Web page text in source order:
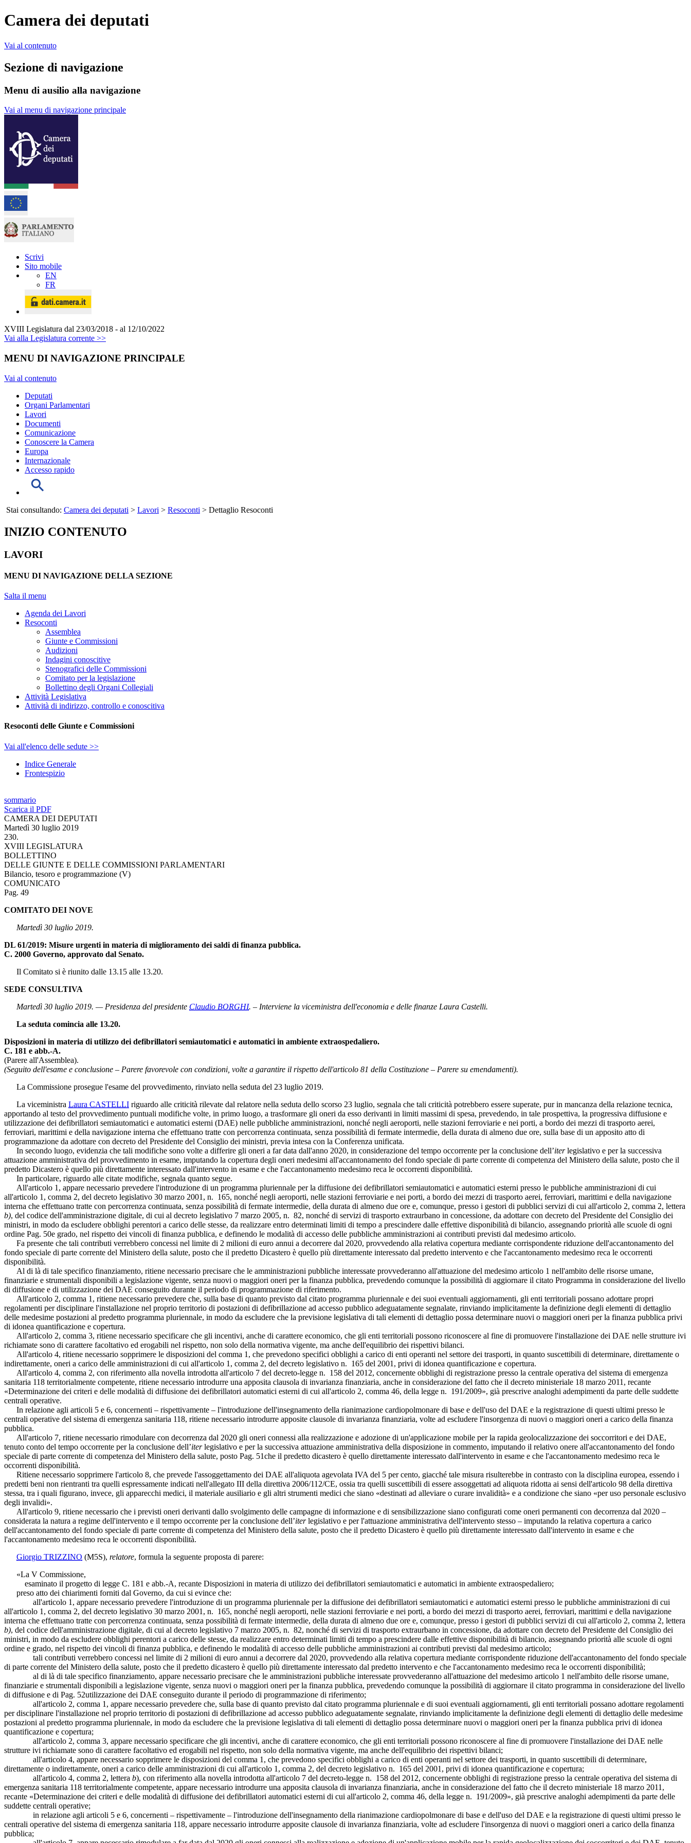
Camera dei deputati
Vai al contenuto
Sezione di navigazione
Menu di ausilio alla navigazione
Vai al menu di navigazione principale
Scrivi
Sito mobile
EN
FR
XVIII Legislatura dal 23/03/2018 - al 12/10/2022
Vai alla Legislatura corrente >>
MENU DI NAVIGAZIONE PRINCIPALE
Vai al contenuto
Deputati
Organi Parlamentari
Lavori
Documenti
Comunicazione
Conoscere la Camera
Europa
Internazionale
Accesso rapido
Stai consultando: Camera dei deputati > Lavori > Resoconti > Dettaglio Resoconti
INIZIO CONTENUTO
LAVORI
MENU DI NAVIGAZIONE DELLA SEZIONE
Salta il menu
Agenda dei Lavori
Resoconti
Assemblea
Giunte e Commissioni
Audizioni
Indagini conoscitive
Stenografici delle Commissioni
Comitato per la legislazione
Bollettino degli Organi Collegiali
Attività Legislativa
Attività di indirizzo, controllo e conoscitiva
Resoconti delle Giunte e Commissioni
Vai all'elenco delle sedute >>
Indice Generale
Frontespizio
sommario
Scarica il PDF
CAMERA DEI DEPUTATI
Martedì 30 luglio 2019
230.
XVIII LEGISLATURA
BOLLETTINO
DELLE GIUNTE E DELLE COMMISSIONI PARLAMENTARI
Bilancio, tesoro e programmazione (V)
COMUNICATO
Pag. 49
COMITATO DEI NOVE
Martedì 30 luglio 2019.
DL 61/2019: Misure urgenti in materia di miglioramento dei saldi di finanza pubblica.
C. 2000 Governo, approvato dal Senato.
Il Comitato si è riunito dalle 13.15 alle 13.20.
SEDE CONSULTIVA
Martedì 30 luglio 2019. — Presidenza del presidente Claudio BORGHI. – Interviene la viceministra dell'economia e delle finanze Laura Castelli.
La seduta comincia alle 13.20.
Disposizioni in materia di utilizzo dei defibrillatori semiautomatici e automatici in ambiente extraospedaliero.
C. 181 e abb.-A.
(Parere all'Assemblea).
(Seguito dell'esame e conclusione – Parere favorevole con condizioni, volte a garantire il rispetto dell'articolo 81 della Costituzione – Parere su emendamenti).
La Commissione prosegue l'esame del provvedimento, rinviato nella seduta del 23 luglio 2019.
La viceministra Laura CASTELLI riguardo alle criticità rilevate dal relatore nella seduta dello scorso 23 luglio, segnala che tali criticità potrebbero essere superate, pur in mancanza della relazione tecnica,
apportando al testo del provvedimento puntuali modifiche volte, in primo luogo, a trasformare gli oneri da esso derivanti in limiti massimi di spesa, prevedendo, in tale prospettiva, la progressiva diffusione e
utilizzazione dei defibrillatori semiautomatici e automatici esterni (DAE) nelle pubbliche amministrazioni, nonché negli aeroporti, nelle stazioni ferroviarie e nei porti, a bordo dei mezzi di trasporto aerei,
ferroviari, marittimi e della navigazione interna che effettuano tratte con percorrenza continuata, senza possibilità di fermate intermedie, della durata di almeno due ore, sulla base di un apposito atto di
programmazione da adottare con decreto del Presidente del Consiglio dei ministri, previa intesa con la Conferenza unificata.
In secondo luogo, evidenzia che tali modifiche sono volte a differire gli oneri a far data dall'anno 2020, in considerazione del tempo occorrente per la conclusione dell’iterlegislativo e per la successiva
attuazione amministrativa del provvedimento in esame, imputando la copertura degli oneri medesimi all'accantonamento del fondo speciale di parte corrente di competenza del Ministero della salute, posto che il
predetto Dicastero è quello più direttamente interessato dall'intervento in esame e che l'accantonamento medesimo reca le occorrenti disponibilità.
In particolare, riguardo alle citate modifiche, segnala quanto segue.
All'articolo 1, appare necessario prevedere l'introduzione di un programma pluriennale per la diffusione dei defibrillatori semiautomatici e automatici esterni presso le pubbliche amministrazioni di cui
all'articolo 1, comma 2, del decreto legislativo 30 marzo 2001, n. 165, nonché negli aeroporti, nelle stazioni ferroviarie e nei porti, a bordo dei mezzi di trasporto aerei, ferroviari, marittimi e della navigazione
interna che effettuano tratte con percorrenza continuata, senza possibilità di fermate intermedie, della durata di almeno due ore e, comunque, presso i gestori di pubblici servizi di cui all'articolo 2, comma 2, lettera
b), del codice dell'amministrazione digitale, di cui al decreto legislativo 7 marzo 2005, n. 82, nonché di servizi di trasporto extraurbano in concessione, da adottare con decreto del Presidente del Consiglio dei
ministri, in modo da escludere obblighi perentori a carico delle stesse, da realizzare entro determinati limiti di tempo a prescindere dalle effettive disponibilità di bilancio, assegnando priorità alle scuole di ogni
ordine Pag. 50e grado, nel rispetto dei vincoli di finanza pubblica, e definendo le modalità di accesso delle pubbliche amministrazioni ai contributi previsti dal medesimo articolo.
Fa presente che tali contributi verrebbero concessi nel limite di 2 milioni di euro annui a decorrere dal 2020, provvedendo alla relativa copertura mediante corrispondente riduzione dell'accantonamento del
fondo speciale di parte corrente del Ministero della salute, posto che il predetto Dicastero è quello più direttamente interessato dal predetto intervento e che l'accantonamento medesimo reca le occorrenti
disponibilità.
Al di là di tale specifico finanziamento, ritiene necessario precisare che le amministrazioni pubbliche interessate provvederanno all'attuazione del medesimo articolo 1 nell'ambito delle risorse umane,
finanziarie e strumentali disponibili a legislazione vigente, senza nuovi o maggiori oneri per la finanza pubblica, prevedendo comunque la possibilità di aggiornare il citato Programma in considerazione del livello
di diffusione e di utilizzazione dei DAE conseguito durante il periodo di programmazione di riferimento.
All'articolo 2, comma 1, ritiene necessario prevedere che, sulla base di quanto previsto dal citato programma pluriennale e dei suoi eventuali aggiornamenti, gli enti territoriali possano adottare propri
regolamenti per disciplinare l'installazione nel proprio territorio di postazioni di defibrillazione ad accesso pubblico adeguatamente segnalate, rinviando implicitamente la definizione degli elementi di dettaglio
delle medesime postazioni al predetto programma pluriennale, in modo da escludere che la previsione legislativa di tali elementi di dettaglio possa determinare nuovi o maggiori oneri per la finanza pubblica privi
di idonea quantificazione e copertura.
All'articolo 2, comma 3, ritiene necessario specificare che gli incentivi, anche di carattere economico, che gli enti territoriali possono riconoscere al fine di promuovere l'installazione dei DAE nelle strutture ivi
richiamate sono di carattere facoltativo ed erogabili nel rispetto, non solo della normativa vigente, ma anche dell'equilibrio dei rispettivi bilanci.
All'articolo 4, ritiene necessario sopprimere le disposizioni del comma 1, che prevedono specifici obblighi a carico di enti operanti nel settore dei trasporti, in quanto suscettibili di determinare, direttamente o
indirettamente, oneri a carico delle amministrazioni di cui all'articolo 1, comma 2, del decreto legislativo n. 165 del 2001, privi di idonea quantificazione e copertura.
All'articolo 4, comma 2, con riferimento alla novella introdotta all'articolo 7 del decreto-legge n. 158 del 2012, concernente obblighi di registrazione presso la centrale operativa del sistema di emergenza
sanitaria 118 territorialmente competente, ritiene necessario introdurre una apposita clausola di invarianza finanziaria, anche in considerazione del fatto che il decreto ministeriale 18 marzo 2011, recante
«Determinazione dei criteri e delle modalità di diffusione dei defibrillatori automatici esterni di cui all'articolo 2, comma 46, della legge n. 191/2009», già prescrive analoghi adempimenti da parte delle suddette
centrali operative.
In relazione agli articoli 5 e 6, concernenti – rispettivamente – l'introduzione dell'insegnamento della rianimazione cardiopolmonare di base e dell'uso del DAE e la registrazione di questi ultimi presso le
centrali operative del sistema di emergenza sanitaria 118, ritiene necessario introdurre apposite clausole di invarianza finanziaria, volte ad escludere l'insorgenza di nuovi o maggiori oneri a carico della finanza
pubblica.
All'articolo 7, ritiene necessario rimodulare con decorrenza dal 2020 gli oneri connessi alla realizzazione e adozione di un'applicazione mobile per la rapida geolocalizzazione dei soccorritori e dei DAE,
tenuto conto del tempo occorrente per la conclusione dell’iterlegislativo e per la successiva attuazione amministrativa della disposizione in commento, imputando il relativo onere all'accantonamento del fondo
speciale di parte corrente di competenza del Ministero della salute, posto Pag. 51che il predetto dicastero è quello direttamente interessato dall'intervento in esame e che l'accantonamento medesimo reca le
occorrenti disponibilità.
Ritiene necessario sopprimere l'articolo 8, che prevede l'assoggettamento dei DAE all'aliquota agevolata IVA del 5 per cento, giacché tale misura risulterebbe in contrasto con la disciplina europea, essendo i
predetti beni non rientranti tra quelli espressamente indicati nell'allegato III della direttiva 2006/112/CE, ossia tra quelli suscettibili di essere assoggettati ad aliquota ridotta ai sensi dell'articolo 98 della direttiva
stessa, tra i quali figurano, invece, gli apparecchi medici, il materiale ausiliario e gli altri strumenti medici che siano «destinati ad alleviare o curare invalidità» e a condizione che siano «per uso personale esclusivo
degli invalidi».
All'articolo 9, ritiene necessario che i previsti oneri derivanti dallo svolgimento delle campagne di informazione e di sensibilizzazione siano configurati come oneri permanenti con decorrenza dal 2020 –
considerata la natura a regime dell'intervento e il tempo occorrente per la conclusione dell’iterlegislativo e per l'attuazione amministrativa dell'intervento stesso – imputando la relativa copertura a carico
dell'accantonamento del fondo speciale di parte corrente di competenza del Ministero della salute, posto che il predetto Dicastero è quello più direttamente interessato dall'intervento in esame e che
l'accantonamento medesimo reca le occorrenti disponibilità.
Giorgio TRIZZINO (M5S), relatore, formula la seguente proposta di parere:
«La V Commissione,
esaminato il progetto di legge C. 181 e abb.-A, recante Disposizioni in materia di utilizzo dei defibrillatori semiautomatici e automatici in ambiente extraospedaliero;
preso atto dei chiarimenti forniti dal Governo, da cui si evince che:
all'articolo 1, appare necessario prevedere l'introduzione di un programma pluriennale per la diffusione dei defibrillatori semiautomatici e automatici esterni presso le pubbliche amministrazioni di cui
all'articolo 1, comma 2, del decreto legislativo 30 marzo 2001, n. 165, nonché negli aeroporti, nelle stazioni ferroviarie e nei porti, a bordo dei mezzi di trasporto aerei, ferroviari, marittimi e della navigazione
interna che effettuano tratte con percorrenza continuata, senza possibilità di fermate intermedie, della durata di almeno due ore e, comunque, presso i gestori di pubblici servizi di cui all'articolo 2, comma 2, lettera
b), del codice dell'amministrazione digitale, di cui al decreto legislativo 7 marzo 2005, n. 82, nonché di servizi di trasporto extraurbano in concessione, da adottare con decreto del Presidente del Consiglio dei
ministri, in modo da escludere obblighi perentori a carico delle stesse, da realizzare entro determinati limiti di tempo a prescindere dalle effettive disponibilità di bilancio, assegnando priorità alle scuole di ogni
ordine e grado, nel rispetto dei vincoli di finanza pubblica, e definendo le modalità di accesso delle pubbliche amministrazioni ai contributi previsti dal medesimo articolo;
tali contributi verrebbero concessi nel limite di 2 milioni di euro annui a decorrere dal 2020, provvedendo alla relativa copertura mediante corrispondente riduzione dell'accantonamento del fondo speciale
di parte corrente del Ministero della salute, posto che il predetto dicastero è quello più direttamente interessato dal predetto intervento e che l'accantonamento medesimo reca le occorrenti disponibilità;
al di là di tale specifico finanziamento, appare necessario precisare che le amministrazioni pubbliche interessate provvederanno all'attuazione del medesimo articolo 1 nell'ambito delle risorse umane,
finanziarie e strumentali disponibili a legislazione vigente, senza nuovi o maggiori oneri per la finanza pubblica, prevedendo comunque la possibilità di aggiornare il citato programma in considerazione del livello
di diffusione e di Pag. 52utilizzazione dei DAE conseguito durante il periodo di programmazione di riferimento;
all'articolo 2, comma 1, appare necessario prevedere che, sulla base di quanto previsto dal citato programma pluriennale e di suoi eventuali aggiornamenti, gli enti territoriali possano adottare regolamenti
per disciplinare l'installazione nel proprio territorio di postazioni di defibrillazione ad accesso pubblico adeguatamente segnalate, rinviando implicitamente la definizione degli elementi di dettaglio delle medesime
postazioni al predetto programma pluriennale, in modo da escludere che la previsione legislativa di tali elementi di dettaglio possa determinare nuovi o maggiori oneri per la finanza pubblica privi di idonea
quantificazione e copertura;
all'articolo 2, comma 3, appare necessario specificare che gli incentivi, anche di carattere economico, che gli enti territoriali possono riconoscere al fine di promuovere l'installazione dei DAE nelle
strutture ivi richiamate sono di carattere facoltativo ed erogabili nel rispetto, non solo della normativa vigente, ma anche dell'equilibrio dei rispettivi bilanci;
all'articolo 4, appare necessario sopprimere le disposizioni del comma 1, che prevedono specifici obblighi a carico di enti operanti nel settore dei trasporti, in quanto suscettibili di determinare,
direttamente o indirettamente, oneri a carico delle amministrazioni di cui all'articolo 1, comma 2, del decreto legislativo n. 165 del 2001, privi di idonea quantificazione e copertura;
all'articolo 4, comma 2, lettera b), con riferimento alla novella introdotta all'articolo 7 del decreto-legge n. 158 del 2012, concernente obblighi di registrazione presso la centrale operativa del sistema di
emergenza sanitaria 118 territorialmente competente, appare necessario introdurre una apposita clausola di invarianza finanziaria, anche in considerazione del fatto che il decreto ministeriale 18 marzo 2011,
recante «Determinazione dei criteri e delle modalità di diffusione dei defibrillatori automatici esterni di cui all'articolo 2, comma 46, della legge n. 191/2009», già prescrive analoghi adempimenti da parte delle
suddette centrali operative;
in relazione agli articoli 5 e 6, concernenti – rispettivamente – l'introduzione dell'insegnamento della rianimazione cardiopolmonare di base e dell'uso del DAE e la registrazione di questi ultimi presso le
centrali operative del sistema di emergenza sanitaria 118, appare necessario introdurre apposite clausole di invarianza finanziaria, volte ad escludere l'insorgenza di nuovi o maggiori oneri a carico della finanza
pubblica;